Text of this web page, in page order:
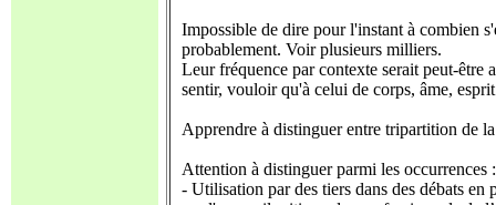
Impossible de dire pour l'instant à combien
probablement. Voir plusieurs milliers.
Leur fréquence par contexte serait peut-être
sentir, vouloir qu'à celui de corps, âme,
Apprendre à distinguer entre tripartition de
Attention à distinguer parmi les occurrences :
- Utilisation par des tiers dans des débats en